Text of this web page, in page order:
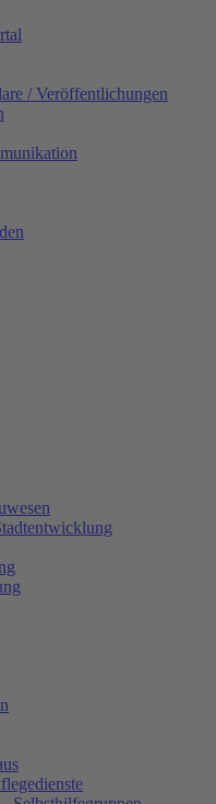
/ Veröffentlichungen